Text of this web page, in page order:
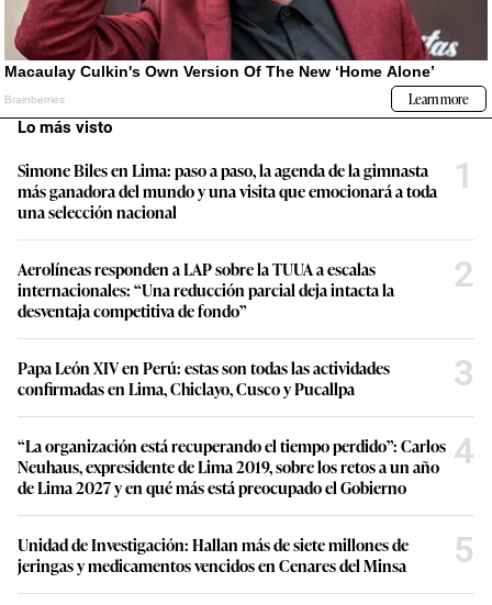
Lo más visto
Simone Biles en Lima: paso a paso, la agenda de la gimnasta
más ganadora del mundo y una visita que emocionará a toda
una selección nacional
1
Aerolíneas responden a LAP sobre la TUUA a escalas
internacionales: “Una reducción parcial deja intacta la
desventaja competitiva de fondo”
2
Papa León XIV en Perú: estas son todas las actividades
confirmadas en Lima, Chiclayo, Cusco y Pucallpa
3
“La organización está recuperando el tiempo perdido”: Carlos
Neuhaus, expresidente de Lima 2019, sobre los retos a un año
de Lima 2027 y en qué más está preocupado el Gobierno
4
Unidad de Investigación: Hallan más de siete millones de
jeringas y medicamentos vencidos en Cenares del Minsa
5